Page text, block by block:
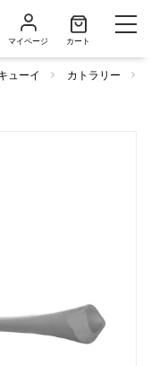
マイページ カート
ューイ
カトラリー